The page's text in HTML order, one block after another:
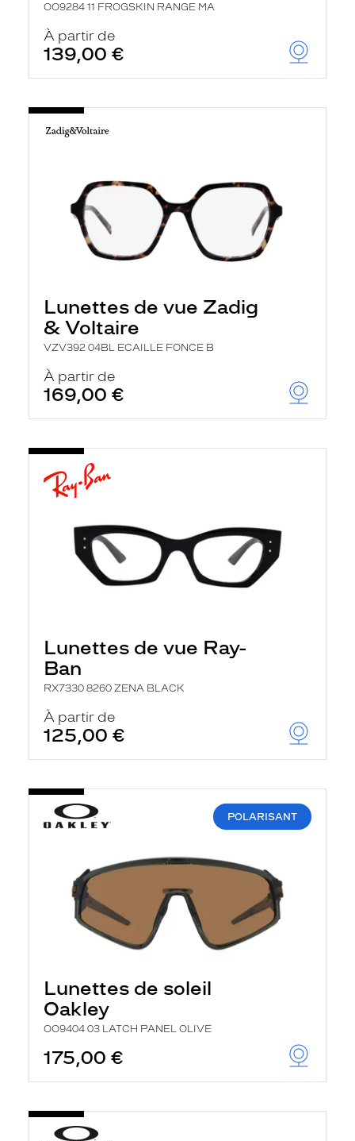
OO9284 11 FROGSKIN RANGE MA
À partir de
139,00 €
Lunettes de vue Zadig
& Voltaire
VZV392 04BL ECAILLE FONCE B
À partir de
169,00 €
Lunettes de vue Ray-
Ban
RX7330 8260 ZENA BLACK
À partir de
125,00 €
POLARISANT
Lunettes de soleil
Oakley
OO9404 03 LATCH PANEL OLIVE
175,00 €